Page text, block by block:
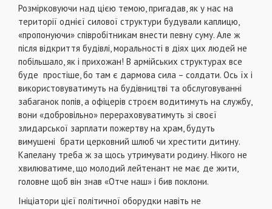
Розмірковуючи над цією темою, пригадав, як у нас на
території однієї силової структури будували каплицю,
«пропонуючи» співробітникам внести певну суму. Але ж
після відкриття будівлі, моральності в діях цих людей не
побільшало, як і прихожан! В армійських структурах все
буде простіше, бо там є дармова сила – солдати. Ось їх і
використовуватимуть на будівництві та обслуговуванні
забаганок попів, а офіцерів строєм водитимуть на службу,
вони «добровільно» перераховуватимуть зі своєї
злидарської зарплати пожертву на храм, будуть
вимушені брати церковний шлюб чи хрестити дитину.
Капелану треба ж за щось утримувати родину. Нікого не
хвилюватиме, що молодий лейтенант не має де жити,
головне щоб він знав «Отче наш» і бив поклони.
Ініціатори цієї політичної оборудки навіть не